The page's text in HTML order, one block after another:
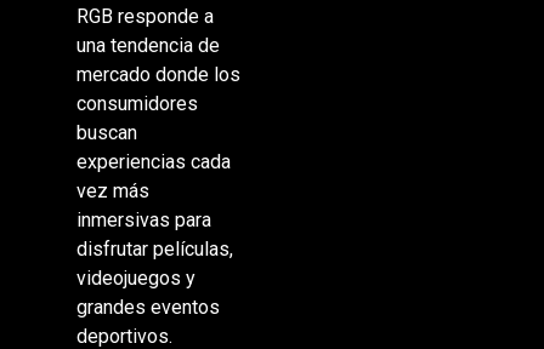
RGB responde a
una tendencia de
mercado donde los
consumidores
buscan
experiencias cada
vez más
inmersivas para
disfrutar películas,
videojuegos y
grandes eventos
deportivos.